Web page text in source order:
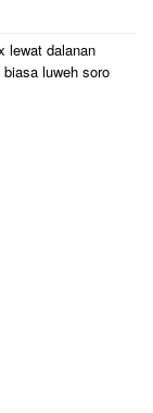
lewat dalanan
luweh soro